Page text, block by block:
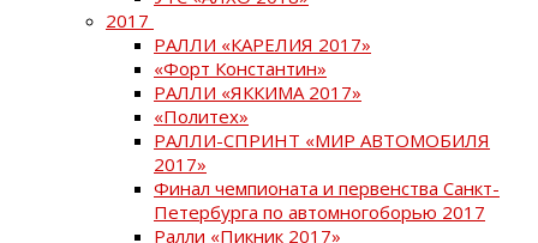
2017
РАЛЛИ «КАРЕЛИЯ 2017»
«Форт Константин»
РАЛЛИ «ЯККИМА 2017»
«Политех»
РАЛЛИ-СПРИНТ «МИР АВТОМОБИЛЯ
2017»
Финал чемпионата и первенства Санкт-
Петербурга по автомногоборью 2017
Ралли «Пикник 2017»